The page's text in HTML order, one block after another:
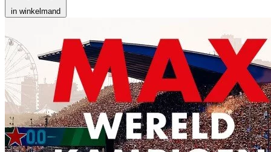
in winkelmand